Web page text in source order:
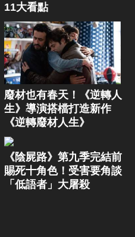
11大看點
廢材也有春天！《逆轉人
生》導演搭檔打造新作
《逆轉廢材人生》
《陰屍路》第九季完結前
賜死十角色！受害要角談
「低語者」大屠殺